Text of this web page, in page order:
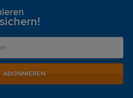
ABONNIEREN